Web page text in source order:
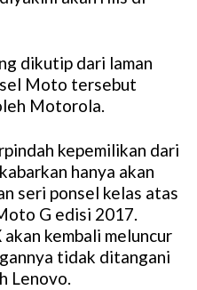
dikutip dari laman
Moto tersebut
Motorola.
kepemilikan dari
hanya akan
seri ponsel kelas atas
G edisi 2017.
kembali meluncur
tidak ditangani
Lenovo.